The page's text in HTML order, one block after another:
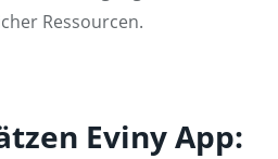
Ressourcen.
Eviny App: